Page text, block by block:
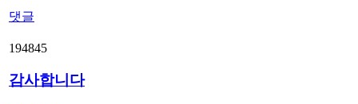
댓글
194845
감사합니다